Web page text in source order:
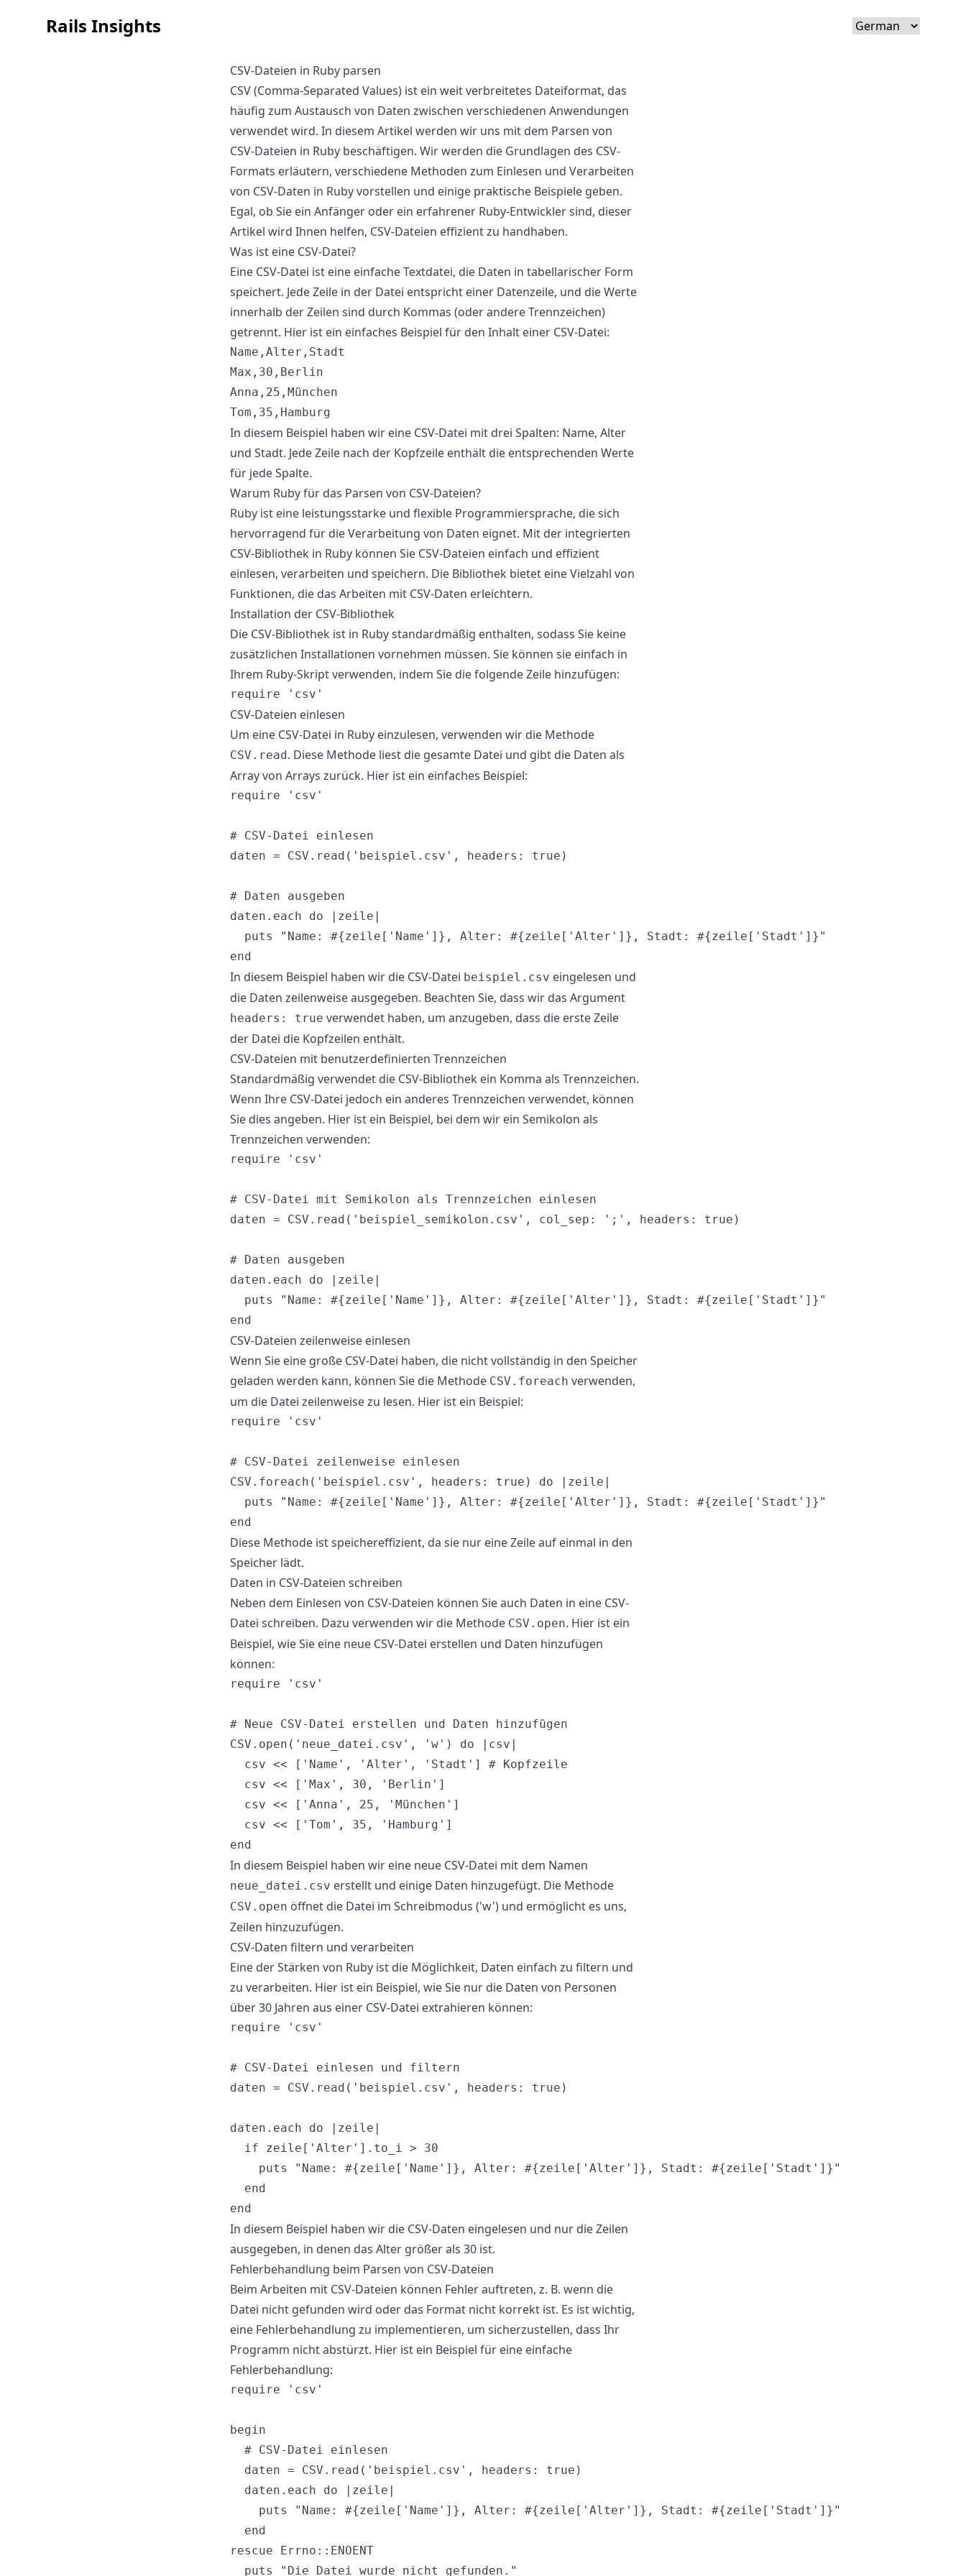
Rails Insights
CSV-Dateien in Ruby parsen
CSV (Comma-Separated Values) ist ein weit verbreitetes Dateiformat, das
häufig zum Austausch von Daten zwischen verschiedenen Anwendungen
verwendet wird. In diesem Artikel werden wir uns mit dem Parsen von
CSV-Dateien in Ruby beschäftigen. Wir werden die Grundlagen des CSV-
Formats erläutern, verschiedene Methoden zum Einlesen und Verarbeiten
von CSV-Daten in Ruby vorstellen und einige praktische Beispiele geben.
Egal, ob Sie ein Anfänger oder ein erfahrener Ruby-Entwickler sind, dieser
Artikel wird Ihnen helfen, CSV-Dateien effizient zu handhaben.
Was ist eine CSV-Datei?
Eine CSV-Datei ist eine einfache Textdatei, die Daten in tabellarischer Form
speichert. Jede Zeile in der Datei entspricht einer Datenzeile, und die Werte
innerhalb der Zeilen sind durch Kommas (oder andere Trennzeichen)
getrennt. Hier ist ein einfaches Beispiel für den Inhalt einer CSV-Datei:
Name,Alter,Stadt
Max,30,Berlin
Anna,25,München
In diesem Beispiel haben wir eine CSV-Datei mit drei Spalten: Name, Alter
und Stadt. Jede Zeile nach der Kopfzeile enthält die entsprechenden Werte
für jede Spalte.
Warum Ruby für das Parsen von CSV-Dateien?
Ruby ist eine leistungsstarke und flexible Programmiersprache, die sich
hervorragend für die Verarbeitung von Daten eignet. Mit der integrierten
CSV-Bibliothek in Ruby können Sie CSV-Dateien einfach und effizient
einlesen, verarbeiten und speichern. Die Bibliothek bietet eine Vielzahl von
Funktionen, die das Arbeiten mit CSV-Daten erleichtern.
Installation der CSV-Bibliothek
Die CSV-Bibliothek ist in Ruby standardmäßig enthalten, sodass Sie keine
zusätzlichen Installationen vornehmen müssen. Sie können sie einfach in
Ihrem Ruby-Skript verwenden, indem Sie die folgende Zeile hinzufügen:
CSV-Dateien einlesen
Um eine CSV-Datei in Ruby einzulesen, verwenden wir die Methode
CSV.read. Diese Methode liest die gesamte Datei und gibt die Daten als
Array von Arrays zurück. Hier ist ein einfaches Beispiel:
require 'csv'
# CSV-Datei einlesen
daten = CSV.read('beispiel.csv', headers: true)
# Daten ausgeben
daten.each do |zeile|
  puts "Name: #{zeile['Name']}, Alter: #{zeile['Alter']}, Stadt: #{zeile['Stadt']}"
In diesem Beispiel haben wir die CSV-Datei beispiel.csv eingelesen und
die Daten zeilenweise ausgegeben. Beachten Sie, dass wir das Argument
headers: true verwendet haben, um anzugeben, dass die erste Zeile
der Datei die Kopfzeilen enthält.
CSV-Dateien mit benutzerdefinierten Trennzeichen
Standardmäßig verwendet die CSV-Bibliothek ein Komma als Trennzeichen.
Wenn Ihre CSV-Datei jedoch ein anderes Trennzeichen verwendet, können
Sie dies angeben. Hier ist ein Beispiel, bei dem wir ein Semikolon als
Trennzeichen verwenden:
require 'csv'
# CSV-Datei mit Semikolon als Trennzeichen einlesen
daten = CSV.read('beispiel_semikolon.csv', col_sep: ';', headers: true)
# Daten ausgeben
daten.each do |zeile|
  puts "Name: #{zeile['Name']}, Alter: #{zeile['Alter']}, Stadt: #{zeile['Stadt']}"
CSV-Dateien zeilenweise einlesen
Wenn Sie eine große CSV-Datei haben, die nicht vollständig in den Speicher
geladen werden kann, können Sie die Methode CSV.foreach verwenden,
um die Datei zeilenweise zu lesen. Hier ist ein Beispiel:
require 'csv'
# CSV-Datei zeilenweise einlesen
CSV.foreach('beispiel.csv', headers: true) do |zeile|
  puts "Name: #{zeile['Name']}, Alter: #{zeile['Alter']}, Stadt: #{zeile['Stadt']}"
Diese Methode ist speichereffizient, da sie nur eine Zeile auf einmal in den
Speicher lädt.
Daten in CSV-Dateien schreiben
Neben dem Einlesen von CSV-Dateien können Sie auch Daten in eine CSV-
Datei schreiben. Dazu verwenden wir die Methode CSV.open. Hier ist ein
Beispiel, wie Sie eine neue CSV-Datei erstellen und Daten hinzufügen
können:
require 'csv'
# Neue CSV-Datei erstellen und Daten hinzufügen
CSV.open('neue_datei.csv', 'w') do |csv|
  csv << ['Name', 'Alter', 'Stadt'] # Kopfzeile
  csv << ['Max', 30, 'Berlin']
  csv << ['Anna', 25, 'München']
  csv << ['Tom', 35, 'Hamburg']
In diesem Beispiel haben wir eine neue CSV-Datei mit dem Namen
neue_datei.csv erstellt und einige Daten hinzugefügt. Die Methode
CSV.open öffnet die Datei im Schreibmodus ('w') und ermöglicht es uns,
Zeilen hinzuzufügen.
CSV-Daten filtern und verarbeiten
Eine der Stärken von Ruby ist die Möglichkeit, Daten einfach zu filtern und
zu verarbeiten. Hier ist ein Beispiel, wie Sie nur die Daten von Personen
über 30 Jahren aus einer CSV-Datei extrahieren können:
require 'csv'
# CSV-Datei einlesen und filtern
daten = CSV.read('beispiel.csv', headers: true)
daten.each do |zeile|
  if zeile['Alter'].to_i > 30
    puts "Name: #{zeile['Name']}, Alter: #{zeile['Alter']}, Stadt: #{zeile['Stadt']}"
  end
In diesem Beispiel haben wir die CSV-Daten eingelesen und nur die Zeilen
ausgegeben, in denen das Alter größer als 30 ist.
Fehlerbehandlung beim Parsen von CSV-Dateien
Beim Arbeiten mit CSV-Dateien können Fehler auftreten, z. B. wenn die
Datei nicht gefunden wird oder das Format nicht korrekt ist. Es ist wichtig,
eine Fehlerbehandlung zu implementieren, um sicherzustellen, dass Ihr
Programm nicht abstürzt. Hier ist ein Beispiel für eine einfache
Fehlerbehandlung:
require 'csv'
begin
  # CSV-Datei einlesen
  daten = CSV.read('beispiel.csv', headers: true)
  daten.each do |zeile|
    puts "Name: #{zeile['Name']}, Alter: #{zeile['Alter']}, Stadt: #{zeile['Stadt']}"
  end
rescue Errno::ENOENT
  puts "Die Datei wurde nicht gefunden."